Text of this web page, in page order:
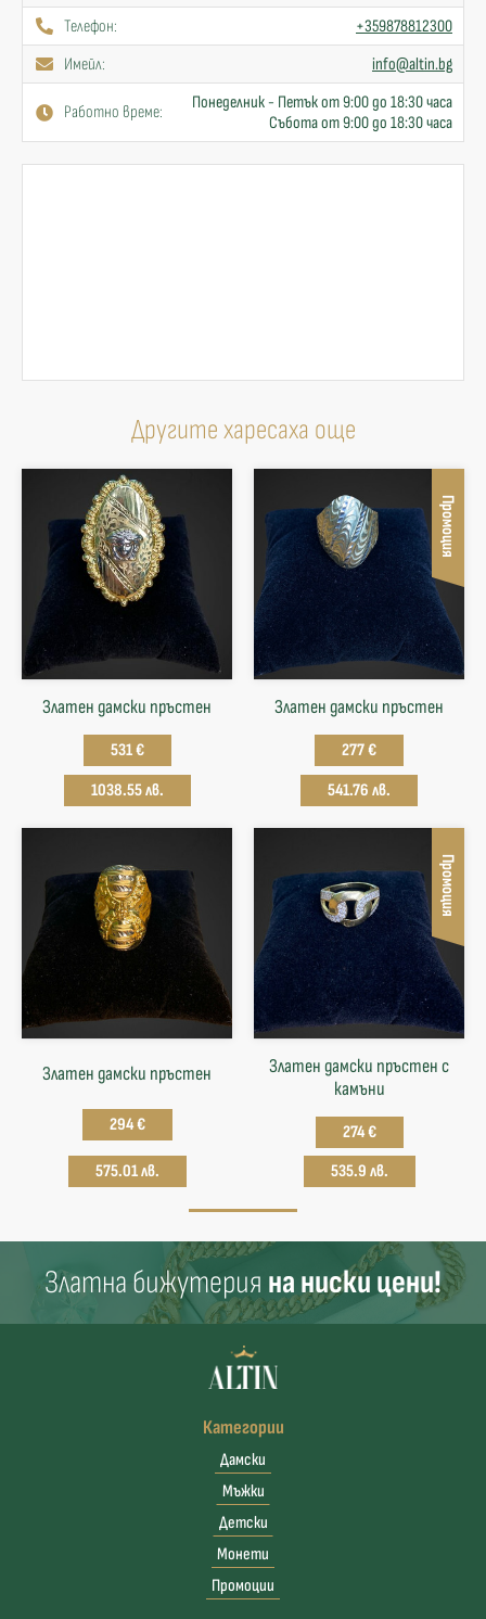
Телефон:
+359878812300
Имейл:
info@altin.bg
Работно време:
Понеделник - Петък от 9:00 до 18:30 часа
Събота от 9:00 до 18:30 часа
Другите харесаха още
Златен дамски пръстен
531 €
1038.55 лв.
Промоция
Златен дамски пръстен
277 €
541.76 лв.
Златен дамски пръстен
294 €
575.01 лв.
Промоция
Златен дамски пръстен с
камъни
274 €
535.9 лв.
Златна бижутерия на ниски цени!
Категории
Дамски
Мъжки
Детски
Монети
Промоции